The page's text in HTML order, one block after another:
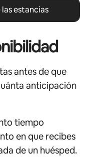
estancias
antes de que
anticipación
tiempo
en que recibes
de un huésped.